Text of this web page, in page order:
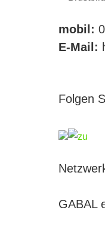
mobil:
E-Mail:
Folgen
GABAL